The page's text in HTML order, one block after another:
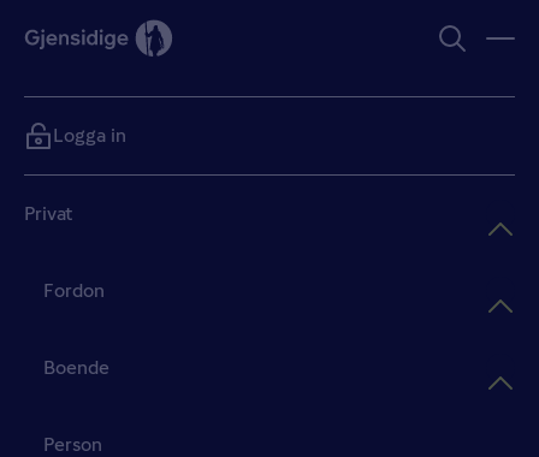
Privat
Fordon
Boende
Person
Logga in